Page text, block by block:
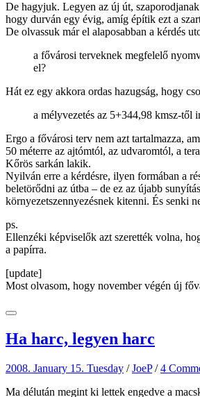
De hagyjuk. Legyen az új út,
hogy durván egy évig, amíg építik ezt a
De olvassuk már el alaposabban a kérdés
a fővárosi terveknek megfelelő
el?
Hát ez egy akkora ordas hazugság, hogy
a mélyvezetés az 5+344,98 kmsz-
Ergo a fővárosi terv nem azt tartalmazza,
50 méterre az ajtómtól, az udvaromtól, a
Kőrös sarkán lakik.
Nyilván erre a kérdésre, ilyen formában a
beletörődni az útba – de ez az újabb
környezetszennyezésnek kitenni. És senki
ps.
Ellenzéki képviselők azt szerették volna,
a papírra.
[update]
Most olvasom, hogy november végén új
Ha harc, legyen harc
2008. January 15. Tuesday /JoeP /4
Ma délután megint ki lettek engedve a